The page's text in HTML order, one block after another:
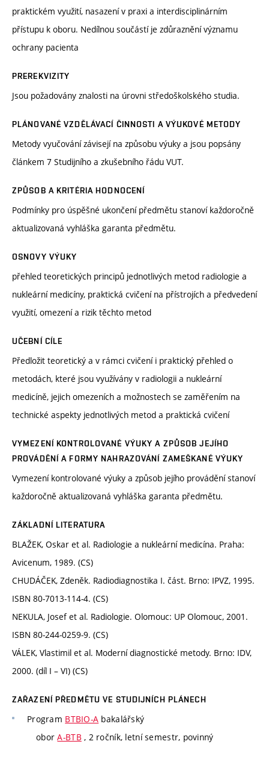
praktickém využití, nasazení v praxi a interdisciplinárním
přístupu k oboru. Nedílnou součástí je zdůraznění významu
ochrany pacienta
PREREKVIZITY
Jsou požadovány znalosti na úrovni středoškolského studia.
PLÁNOVANÉ VZDĚLÁVACÍ ČINNOSTI A VÝUKOVÉ METODY
Metody vyučování závisejí na způsobu výuky a jsou popsány
článkem 7 Studijního a zkušebního řádu VUT.
ZPŮSOB A KRITÉRIA HODNOCENÍ
Podmínky pro úspěšné ukončení předmětu stanoví každoročně
aktualizovaná vyhláška garanta předmětu.
OSNOVY VÝUKY
přehled teoretických principů jednotlivých metod radiologie a
nukleární medicíny, praktická cvičení na přístrojích a předvedení
využití, omezení a rizik těchto metod
UČEBNÍ CÍLE
Předložit teoretický a v rámci cvičení i praktický přehled o
metodách, které jsou využívány v radiologii a nukleární
medicíně, jejich omezeních a možnostech se zaměřením na
technické aspekty jednotlivých metod a praktická cvičení
VYMEZENÍ KONTROLOVANÉ VÝUKY A ZPŮSOB JEJÍHO
PROVÁDĚNÍ A FORMY NAHRAZOVÁNÍ ZAMEŠKANÉ VÝUKY
Vymezení kontrolované výuky a způsob jejího provádění stanoví
každoročně aktualizovaná vyhláška garanta předmětu.
ZÁKLADNÍ LITERATURA
BLAŽEK, Oskar et al. Radiologie a nukleární medicína. Praha:
Avicenum, 1989. (CS)
CHUDÁČEK, Zdeněk. Radiodiagnostika I. část. Brno: IPVZ, 1995.
ISBN 80-7013-114-4. (CS)
NEKULA, Josef et al. Radiologie. Olomouc: UP Olomouc, 2001.
ISBN 80-244-0259-9. (CS)
VÁLEK, Vlastimil et al. Moderní diagnostické metody. Brno: IDV,
2000. (díl I – VI) (CS)
ZAŘAZENÍ PŘEDMĚTU VE STUDIJNÍCH PLÁNECH
Program BTBIO-A bakalářský
oborA-BTB , 2 ročník, letní semestr, povinný